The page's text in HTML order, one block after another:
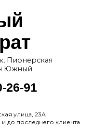
Пионерская
Южный
26-91
улица, 23А
до последнего клиента